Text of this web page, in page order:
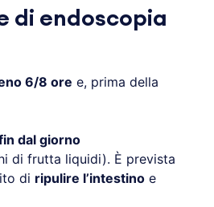
di endoscopia
6/8 ore e, prima della
dal giorno
di frutta liquidi). È prevista
di ripulire l’intestinoe